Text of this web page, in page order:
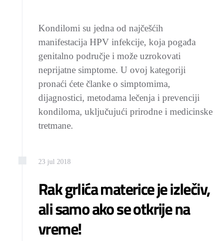
Kondilomi su jedna od najčešćih
manifestacija HPV infekcije, koja pogađa
genitalno područje i može uzrokovati
neprijatne simptome. U ovoj kategoriji
pronaći ćete članke o simptomima,
dijagnostici, metodama lečenja i prevenciji
kondiloma, uključujući prirodne i medicinske
tretmane.
23 jul 2018
Rak grlića materice je izlečiv,
ali samo ako se otkrije na
vreme!